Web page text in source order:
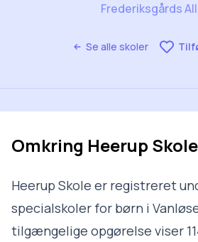
Se alle skoler
Frederiksgårds
Omkring Heerup Skole
Heerup Skole er registreret
specialskoler for børn i
tilgængelige opgørelse viser